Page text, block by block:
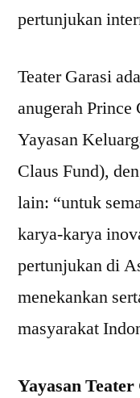
pertunjukan
Teater Garasi
anugerah Prince
Yayasan
Claus Fund),
lain: “untuk
karya-karya
pertunjukan di
menekankan
masyarakat
Yayasan